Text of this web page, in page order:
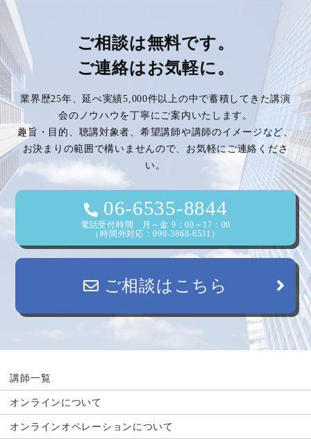
ナ
ビ
ゲ
ー
シ
ョ
ン
ご相談は無料です。
ご連絡はお気軽に。
業界歴25年、延べ実績5,000件以上の中で蓄積してきた講演
会のノウハウを丁寧にご案内いたします。
趣旨・目的、聴講対象者、希望講師や講師のイメージなど、
お決まりの範囲で構いませんので、お気軽にご連絡くださ
い。
06-6535-8844
電話受付時間 月～金 9：00～17：00
（時間外対応：090-3868-6531）
ご相談はこちら
講師一覧
オンラインについて
オンラインオペレーションについて